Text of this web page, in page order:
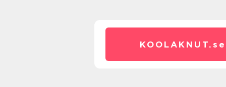
KOOLAKNUT. se